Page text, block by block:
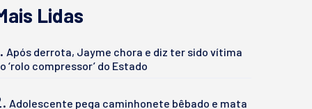
Lidas
Após derrota, Jayme chora e diz ter sido vítima
‘rolo compressor’ do Estado
Adolescente pega caminhonete bêbado e mata